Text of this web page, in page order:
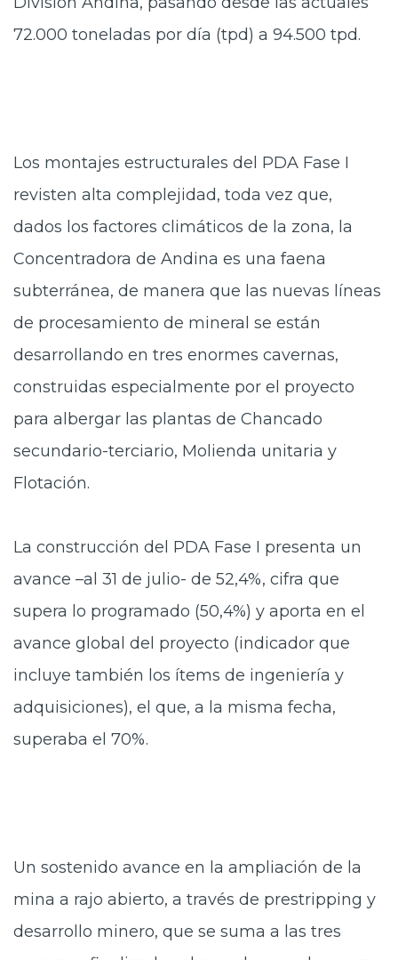
72.000 toneladas por día (tpd) a 94.500 tpd.
Los montajes estructurales del PDA Fase I
revisten alta complejidad, toda vez que,
dados los factores climáticos de la zona, la
Concentradora de Andina es una faena
subterránea, de manera que las nuevas líneas
de procesamiento de mineral se están
desarrollando en tres enormes cavernas,
construidas especialmente por el proyecto
para albergar las plantas de Chancado
secundario-terciario, Molienda unitaria y
Flotación.
La construcción del PDA Fase I presenta un
avance –al 31 de julio- de 52,4%, cifra que
supera lo programado (50,4%) y aporta en el
avance global del proyecto (indicador que
incluye también los ítems de ingeniería y
adquisiciones), el que, a la misma fecha,
superaba el 70%.
Un sostenido avance en la ampliación de la
mina a rajo abierto, a través de prestripping y
desarrollo minero, que se suma a las tres